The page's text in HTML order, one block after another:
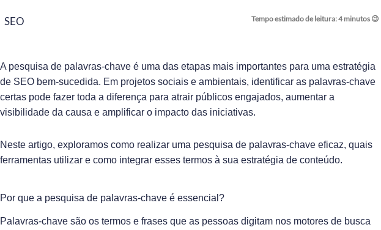
SEO Tempo estimado de leitura:4 minutos 😉
A pesquisa de palavras-chave é uma das etapas mais importantes para uma estratégia
de SEO bem-sucedida. Em projetos sociais e ambientais, identificar as palavras-chave
certas pode fazer toda a diferença para atrair públicos engajados, aumentar a
visibilidade da causa e amplificar o impacto das iniciativas.
Neste artigo, exploramos como realizar uma pesquisa de palavras-chave eficaz, quais
ferramentas utilizar e como integrar esses termos à sua estratégia de conteúdo.
Por que a pesquisa de palavras-chave é essencial?
Palavras-chave são os termos e frases que as pessoas digitam nos motores de busca